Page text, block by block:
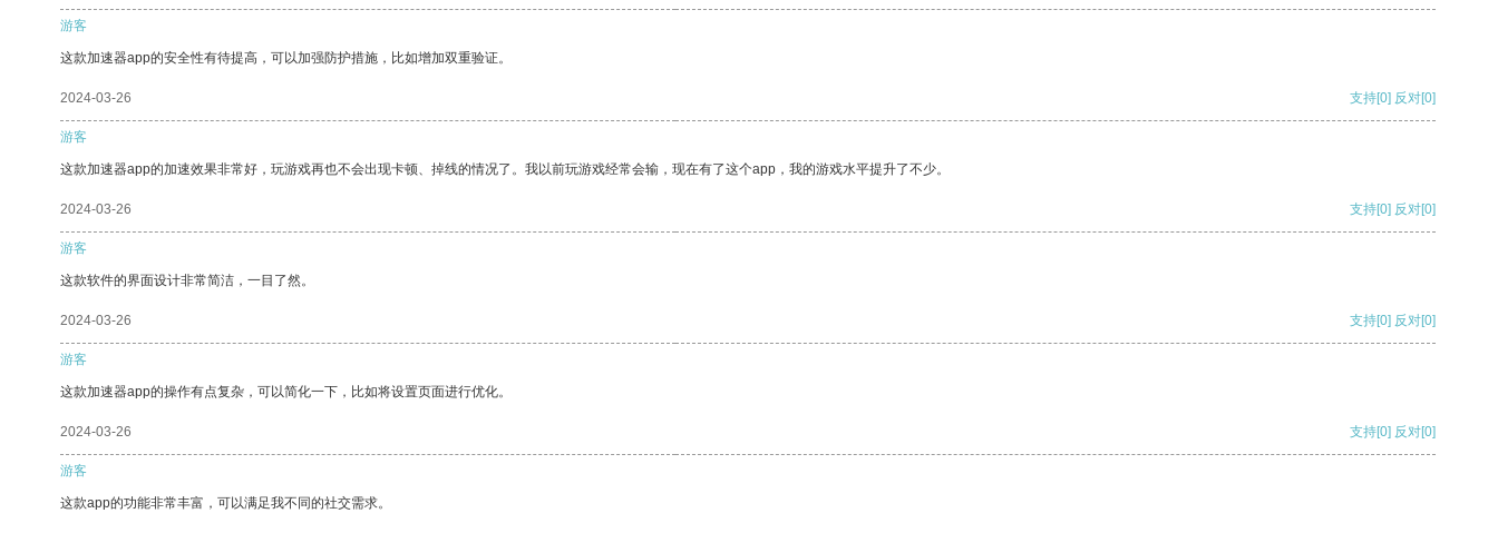
游客
这款加速器app的安全性有待提高，可以加强防护措施，比如增加双重验证。
2024-03-26 支持[0] 反对[0]
游客
这款加速器app的加速效果非常好，玩游戏再也不会出现卡顿、掉线的情况了。我以前玩游戏经常会输，现在有了这个app，我的游戏水平提升了不少。
2024-03-26 支持[0] 反对[0]
游客
这款软件的界面设计非常简洁，一目了然。
2024-03-26 支持[0] 反对[0]
游客
这款加速器app的操作有点复杂，可以简化一下，比如将设置页面进行优化。
2024-03-26 支持[0] 反对[0]
游客
这款app的功能非常丰富，可以满足我不同的社交需求。